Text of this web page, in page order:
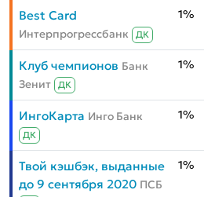
Best Card
Интерпрогрессбанк ДК
1%
Клуб чемпионов Банк
Зенит
ДК
1%
ИнгоКарта Инго Банк
ДК
1%
Твой кэшбэк, выданные
до 9 сентября 2020 ПСБ
1%